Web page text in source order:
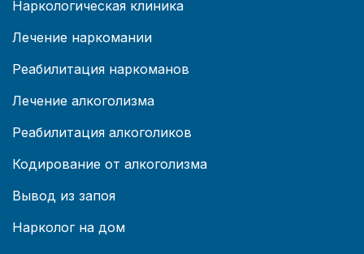
Наркологическая клиника
Лечение наркомании
Реабилитация наркоманов
Лечение алкоголизма
Реабилитация алкоголиков
Кодирование от алкоголизма
Вывод из запоя
Нарколог на дом